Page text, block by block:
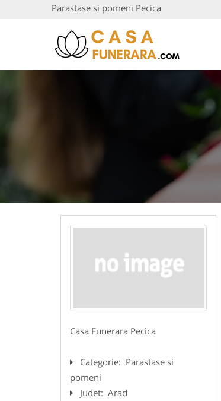
Parastase si pomeni Pecica
Casa Funerara Pecica
Categorie: Parastase si
pomeni
Judet: Arad